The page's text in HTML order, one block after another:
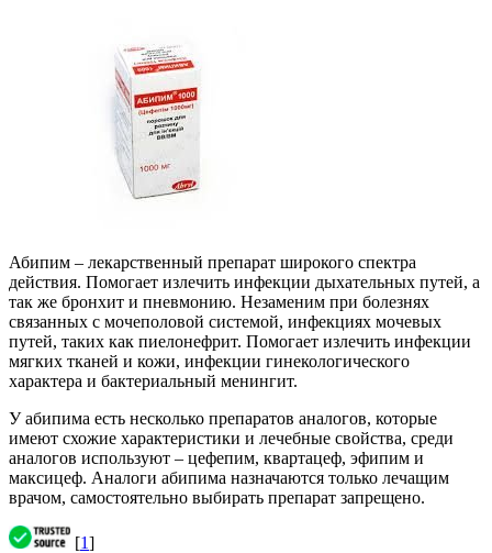
Абипим – лекарственный препарат широкого спектра
действия. Помогает излечить инфекции дыхательных путей, а
так же бронхит и пневмонию. Незаменим при болезнях
связанных с мочеполовой системой, инфекциях мочевых
путей, таких как пиелонефрит. Помогает излечить инфекции
мягких тканей и кожи, инфекции гинекологического
характера и бактериальный менингит.
У абипима есть несколько препаратов аналогов, которые
имеют схожие характеристики и лечебные свойства, среди
аналогов используют – цефепим, квартацеф, эфипим и
максицеф. Аналоги абипима назначаются только лечащим
врачом, самостоятельно выбирать препарат запрещено.
[1]